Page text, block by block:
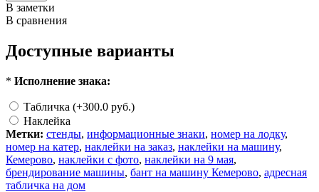
В заметки
В сравнения
Доступные варианты
* Исполнение знака:
Табличка (+300.0 руб.)
Наклейка
Метки: стенды, информационные знаки, номер на лодку,
номер на катер, наклейки на заказ, наклейки на машину,
Кемерово, наклейки с фото, наклейки на 9 мая,
брендирование машины, бант на машину Кемерово, адресная
табличка на дом